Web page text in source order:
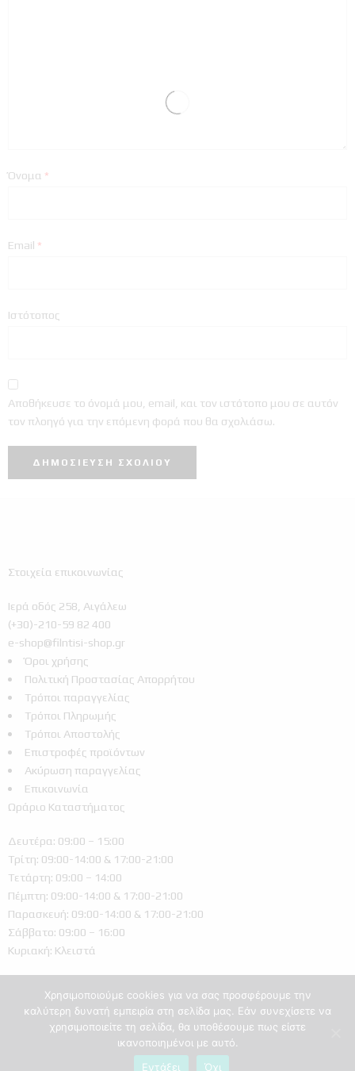
Όνομα *
Email *
Ιστότοπος
Αποθήκευσε το όνομά μου, email, και τον ιστότοπο μου σε αυτόν
τον πλοηγό για την επόμενη φορά που θα σχολιάσω.
Στοιχεία επικοινωνίας
Ιερά οδός 258, Αιγάλεω
(+30)-210-59 82 400
e-shop@filntisi-shop.gr
Όροι χρήσης
Πολιτική Προστασίας Απορρήτου
Τρόποι παραγγελίας
Τρόποι Πληρωμής
Τρόποι Αποστολής
Επιστροφές προϊόντων
Ακύρωση παραγγελίας
Επικοινωνία
Ωράριο Καταστήματος
Δευτέρα: 09:00 – 15:00
Τρίτη: 09:00-14:00 & 17:00-21:00
Τετάρτη: 09:00 – 14:00
Πέμπτη: 09:00-14:00 & 17:00-21:00
Παρασκευή: 09:00-14:00 & 17:00-21:00
Σάββατο: 09:00 – 16:00
Κυριακή: Κλειστά
Ελληνικά
Χρησιμοποιούμε cookies για να σας προσφέρουμε την
καλύτερη δυνατή εμπειρία στη σελίδα μας. Εάν συνεχίσετε να
χρησιμοποιείτε τη σελίδα, θα υποθέσουμε πως είστε
ικανοποιημένοι με αυτό.
Εντάξει
Όχι